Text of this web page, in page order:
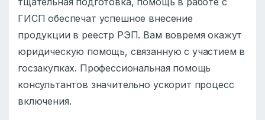
ГИСП обеспечат успешное внесение
продукции в реестр РЭП. Вам вовремя окажут
юридическую помощь, связанную с участием в
госзакупках. Профессиональная помощь
консультантов значительно ускорит процесс
включения.